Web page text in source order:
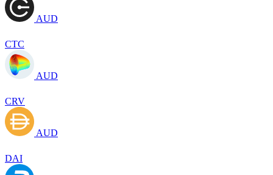
AUD
CTC
AUD
CRV
AUD
DAI